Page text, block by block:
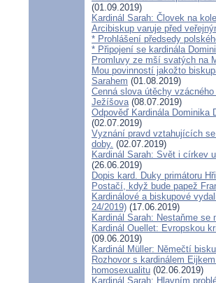
(01.09.2019)
Kardinál Sarah: Človek na
Arcibiskup varuje před
* Prohlášení předsedy
* Připojení se kardinála
Promluvy ze mší svatých na
Mou povinností jakožto
Sarahem (01.08.2019)
Cenná slova útěchy
Ježíšova(08.07.2019)
Odpověď Kardinála Dominika
(02.07.2019)
Vyznání pravd vztahujících
doby. (02.07.2019)
Kardinál Sarah: Svět i církev
(26.06.2019)
Dopis kard. Duky primátoru
Postačí, když bude papež
Kardinálové a biskupové
24/2019) (17.06.2019)
Kardinál Sarah: Nestaňme
Kardinál Ouellet: Evropskou
(09.06.2019)
Kardinál Müller: Němečtí
Rozhovor s kardinálem
homosexualitu (02.06.2019)
Kardinál Sarah: Hlavním